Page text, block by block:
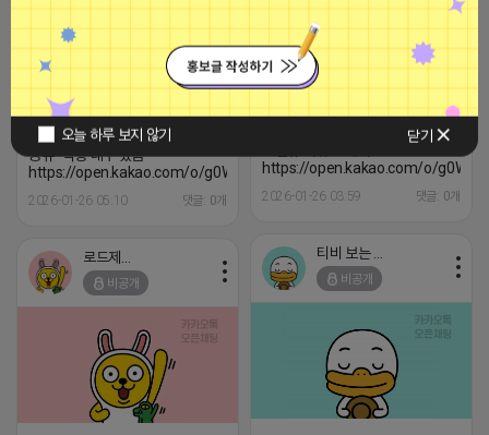
오늘 하루 보지 않기 닫기
★플레이스 마케팅 실력자 정보방
★ -막힌순위 같이 뚫어가실분! -맛
키/일키 실력자 다수 -순위체크기
공유 -악동 대구 있음
https://open.kakao.com/o/g0WCxpXh
2026-01-26 05:10 댓글: 0개
https://open.kakao.com/o/
2026-01-26 03:59 댓글: 0개
비공개
비공개